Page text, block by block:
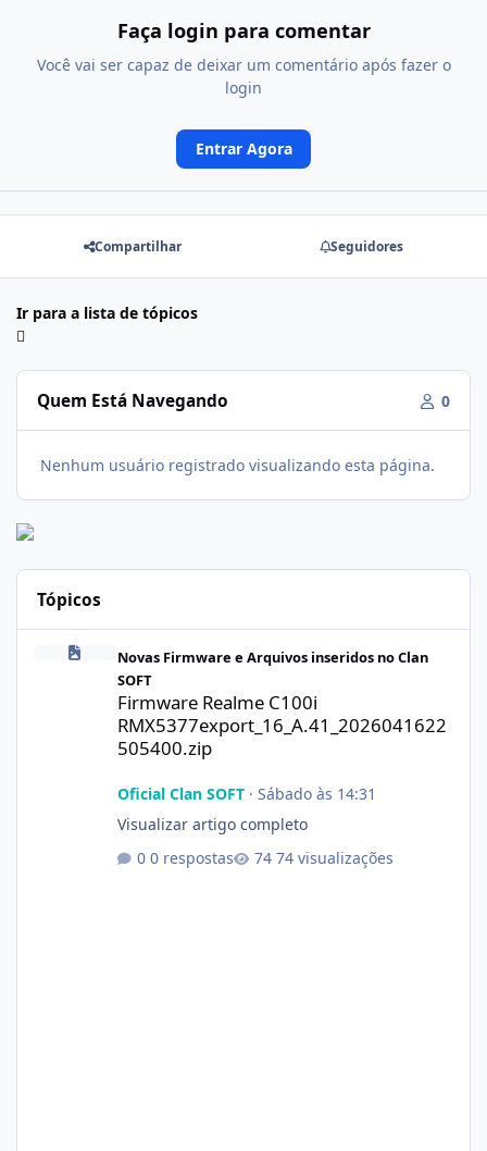
Faça login para comentar
Você vai ser capaz de deixar um comentário após fazer o
login
Entrar Agora
Compartilhar Seguidores
Ir para a lista de tópicos
Quem Está Navegando 0
Nenhum usuário registrado visualizando esta página.
Tópicos
Firmware Realme C100i
Novas Firmware e Arquivos inseridos no Clan
SOFT
Firmware Realme C100i
RMX5377export_16_A.41_2026041622
505400.zip
Oficial Clan SOFT· Sábado às 14:31
Visualizar artigo completo
0 respostas
74 visualizações